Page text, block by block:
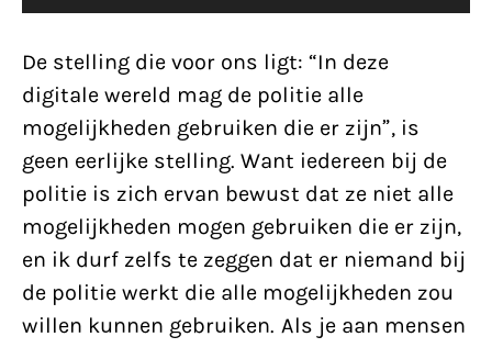
De stelling die voor ons ligt: “In deze
digitale wereld mag de politie alle
mogelijkheden gebruiken die er zijn”, is
geen eerlijke stelling. Want iedereen bij de
politie is zich ervan bewust dat ze niet alle
mogelijkheden mogen gebruiken die er zijn,
en ik durf zelfs te zeggen dat er niemand bij
de politie werkt die alle mogelijkheden zou
willen kunnen gebruiken. Als je aan mensen